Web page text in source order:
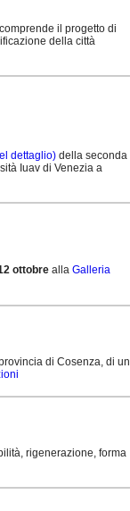
il progetto di
della città
dettaglio) della seconda
Iuav di Venezia a
12 ottobre alla Galleria
di Cosenza, di un
rigenerazione, forma